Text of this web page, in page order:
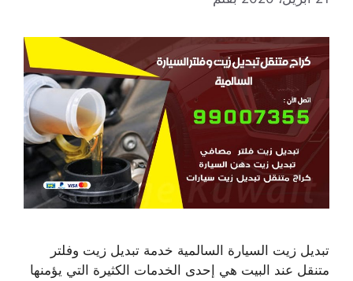
تبديل زيت السيارة السالمية خدمة تبديل زيت وفلتر
متنقل عند البيت هي إحدى الخدمات الكثيرة التي يؤمنها